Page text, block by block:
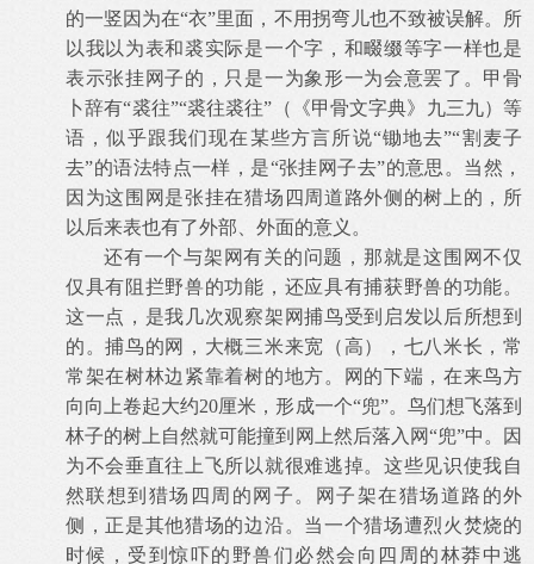
的一竖因为在“衣”里面，不用拐弯儿也不致被误解。所
以我以为表和裘实际是一个字，和畷缀等字一样也是
表示张挂网子的，只是一为象形一为会意罢了。甲骨
卜辞有“裘往”“裘往裘往”（《甲骨文字典》九三九）等
语，似乎跟我们现在某些方言所说“锄地去”“割麦子
去”的语法特点一样，是“张挂网子去”的意思。当然，
因为这围网是张挂在猎场四周道路外侧的树上的，所
以后来表也有了外部、外面的意义。
还有一个与架网有关的问题，那就是这围网不仅
仅具有阻拦野兽的功能，还应具有捕获野兽的功能。
这一点，是我几次观察架网捕鸟受到启发以后所想到
的。捕鸟的网，大概三米来宽（高），七八米长，常
常架在树林边紧靠着树的地方。网的下端，在来鸟方
向向上卷起大约20厘米，形成一个“兜”。鸟们想飞落到
林子的树上自然就可能撞到网上然后落入网“兜”中。因
为不会垂直往上飞所以就很难逃掉。这些见识使我自
然联想到猎场四周的网子。网子架在猎场道路的外
侧，正是其他猎场的边沿。当一个猎场遭烈火焚烧的
时候，受到惊吓的野兽们必然会向四周的林莽中逃